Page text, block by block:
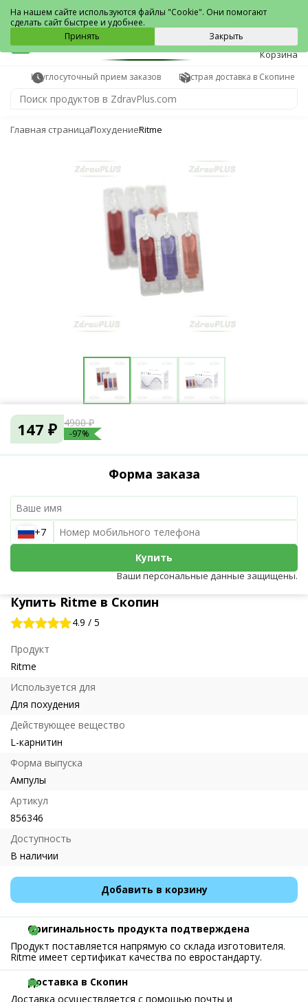
Скопин
0
Корзина
Круглосуточный прием заказов Быстрая доставка в Скопине
Главная страницаПохудениеRitme
Купить Ritme в Скопин
4.9 / 5
Продукт
Ritme
Используется для
Для похудения
Действующее вещество
L-карнитин
Форма выпуска
Ампулы
Артикул
856346
Доступность
В наличии
Добавить в корзину
147 ₽ 4900 ₽
-97%
Форма заказа
+7
Купить
Ваши персональные данные защищены.
Оригинальность продукта подтверждена
Продукт поставляется напрямую со склада изготовителя.
Ritme имеет сертификат качества по евростандарту.
Доставка в Скопин
Доставка осуществляется с помощью почты и
На нашем сайте используются файлы "Cookie". Они помогают
сделать сайт быстрее и удобнее.
Принять
Закрыть